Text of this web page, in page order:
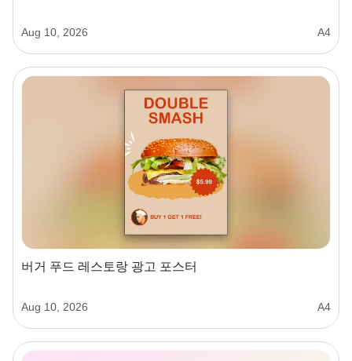
Aug 10, 2026 A4
버거 푸드 레스토랑 광고 포스터
Aug 10, 2026 A4